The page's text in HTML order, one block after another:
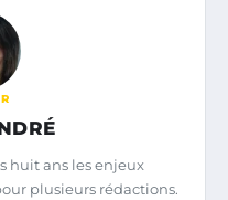
huit ans les enjeux
plusieurs rédactions.